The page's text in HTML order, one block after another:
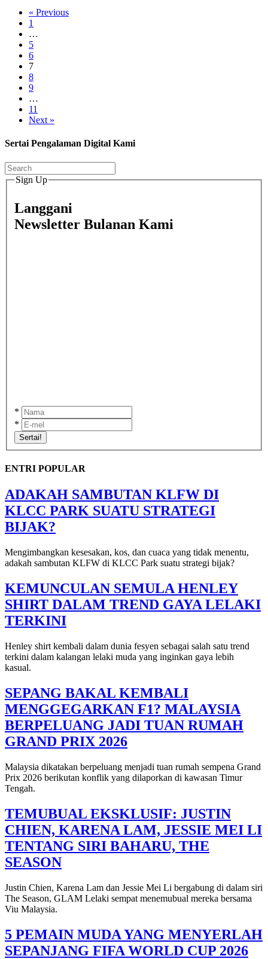
« Previous
1
…
5
6
7
8
9
…
11
Next »
Sertai Pengalaman Digital Kami
Sign Up
Langgani
Newsletter Bulanan Kami
*
*
Sertai!
ENTRI POPULAR
ADAKAH SAMBUTAN KLFW DI
KLCC PARK SUATU STRATEGI
BIJAK?
Mengimbangkan kesesakan, kos, dan cuaca yang tidak menentu,
adakah sambutan KLFW di KLCC Park suatu strategi bijak?
KEMUNCULAN SEMULA HENLEY
SHIRT DALAM TREND GAYA LELAKI
TERKINI
Henley shirt kembali dalam dunia fesyen sebagai salah satu trend
terkini dalam kalangan lelaki muda yang inginkan gaya lebih
kasual.
SEPANG BAKAL KEMBALI
MENGGEGARKAN F1? MALAYSIA
BERPELUANG JADI TUAN RUMAH
GRAND PRIX 2026
Malaysia dikatakan berpeluang menjadi tuan rumah sempena Grand
Prix 2026 berikutan konflik yang dilaporkan di kawasan Timur
Tengah.
TEMUBUAL EKSKLUSIF: JUSTIN
CHIEN, KARENA LAM, JESSIE MEI LI
TENTANG SIRI BAHARU, THE
SEASON
Justin Chien, Karena Lam dan Jessie Mei Li bergabung di dalam siri
The Season, GLAM Lelaki sempat menemubual mereka bersama
Viu Malaysia.
5 PEMAIN MUDA YANG MENYERLAH
SEPANJANG FIFA WORLD CUP 2026